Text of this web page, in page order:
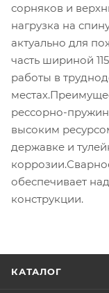
сорняков и
нагрузка на
актуально для
часть шириной
работы в
рессорно-
высоким
державке и
обеспечивает
конструкции.
КАТАЛОГ